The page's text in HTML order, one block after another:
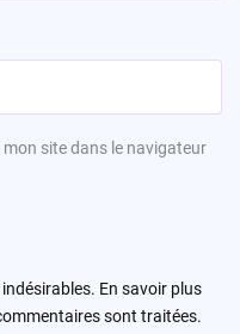
site dans le navigateur
En savoir plus
sont traitées.